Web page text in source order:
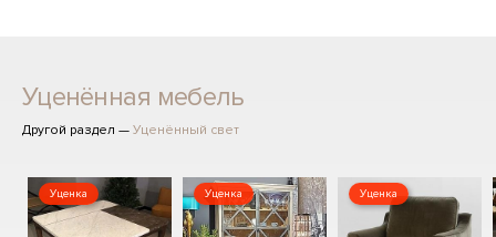
Уценённая мебель
Другой раздел — Уценённый свет
Уценка Уценка Уценка